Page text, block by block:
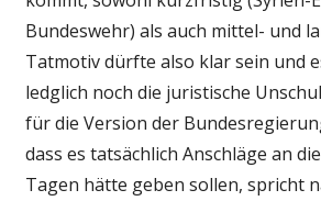
Bundeswehr) als auch mittel- und
Tatmotiv dürfte also klar sein und
ledglich noch die juristische
für die Version der
dass es tatsächlich Anschläge an
Tagen hätte geben sollen, spricht